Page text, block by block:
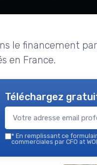
le financement
en France.
Téléchargez
* En remplissant ce
commerciales par CFO at